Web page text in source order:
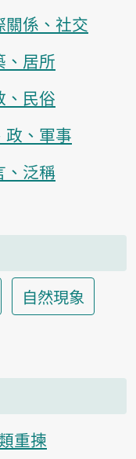
關係、社交
、居所
、民俗
政、軍事
、泛稱
自然現象
重揀